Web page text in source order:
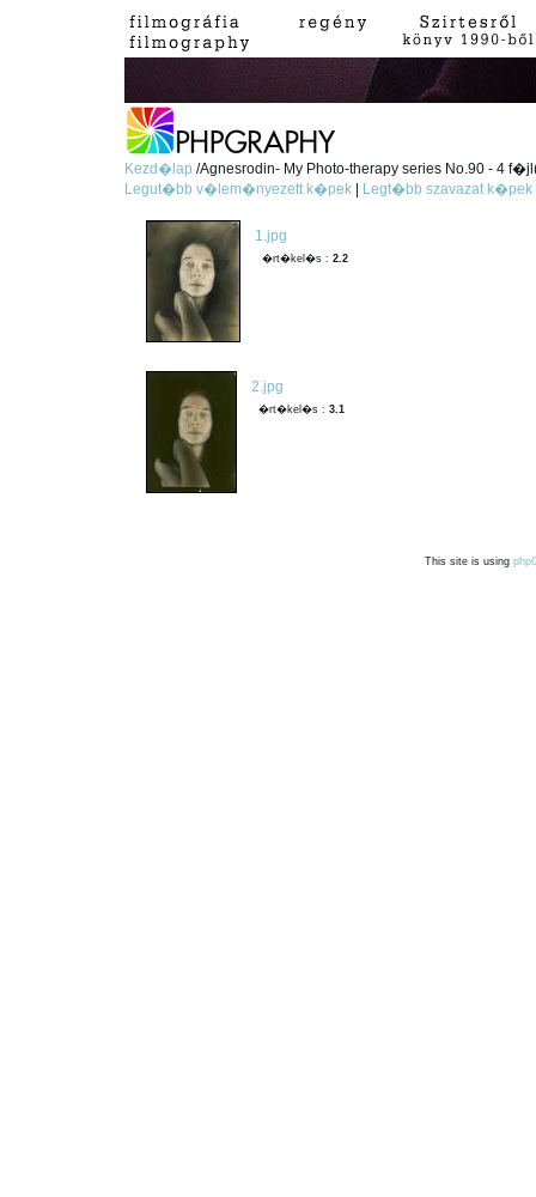
Kezd�lap/Agnesrodin- My Photo-therapy series No.90 - 4
Legut�bb v�lem�nyezett k�pek
Legt�bb szavazat k�pek
1.jpg
�rt�kel�s :2.2
2.jpg
�rt�kel�s :3.1
This site is using